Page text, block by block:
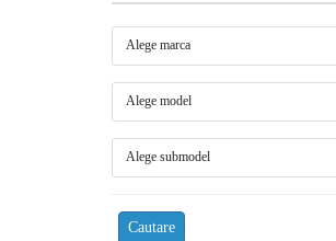
Alege marca
Alege model
Alege submodel
Cautare